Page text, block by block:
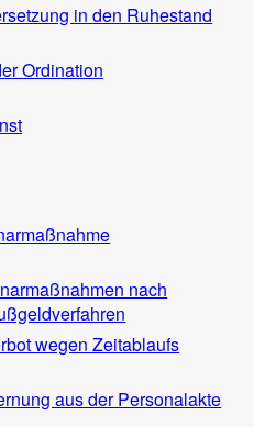
in den Ruhestand
Ordination
nach
wegen Zeitablaufs
aus der Personalakte